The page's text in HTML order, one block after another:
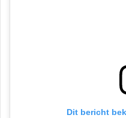
Dit bericht